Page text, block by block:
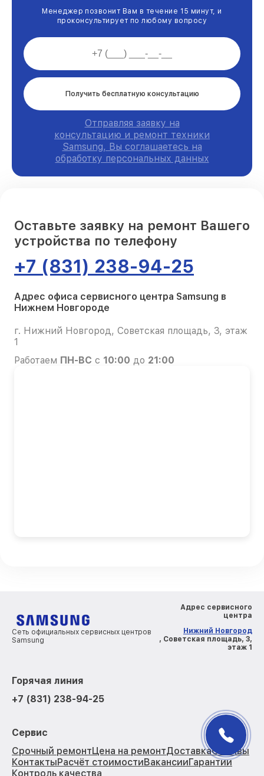
Менеджер позвонит Вам в течение 15 минут, и
проконсультирует по любому вопросу
Получить бесплатную консультацию
Отправляя заявку на
консультацию и ремонт техники
Samsung, Вы соглашаетесь на
обработку персональных данных
Оставьте заявку на ремонт Вашего
устройства по телефону
+7 (831) 238-94-25
Адрес офиса сервисного центра Samsung в
Нижнем Новгороде
г. Нижний Новгород, Советская площадь, 3, этаж
1
Работаем ПН-ВС с 10:00 до 21:00
Сеть официальных сервисных центров
Samsung
Адрес сервисного
центра
Нижний Новгород
, Советская площадь, 3,
этаж 1
Горячая линия
+7 (831) 238-94-25
Сервис
Срочный ремонтЦена на ремонтДоставкаОтзывы
КонтактыРасчёт стоимостиВакансииГарантии
Контроль качества